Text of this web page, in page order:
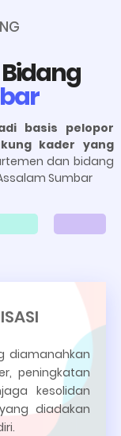
basis pelopor
kader yang
dan bidang
Sumbar
diamanahkan
peningkatan
kesolidan
diadakan